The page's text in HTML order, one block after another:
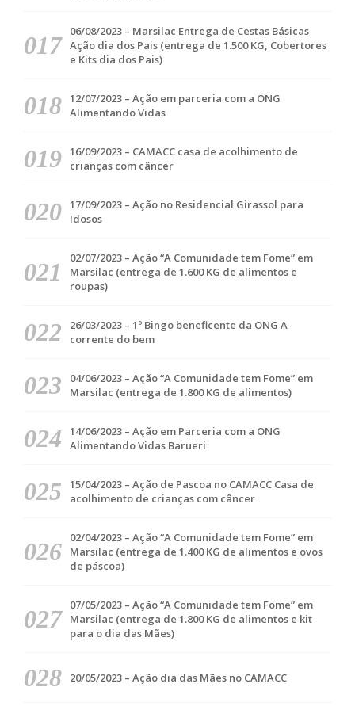
06/08/2023 – Marsilac Entrega de Cestas Básicas
Ação dia dos Pais (entrega de 1.500 KG, Cobertores
e Kits dia dos Pais)
12/07/2023 – Ação em parceria com a ONG
Alimentando Vidas
16/09/2023 – CAMACC casa de acolhimento de
crianças com câncer
17/09/2023 – Ação no Residencial Girassol para
Idosos
02/07/2023 – Ação “A Comunidade tem Fome” em
Marsilac (entrega de 1.600 KG de alimentos e
roupas)
26/03/2023 – 1º Bingo beneficente da ONG A
corrente do bem
04/06/2023 – Ação “A Comunidade tem Fome” em
Marsilac (entrega de 1.800 KG de alimentos)
14/06/2023 – Ação em Parceria com a ONG
Alimentando Vidas Barueri
15/04/2023 – Ação de Pascoa no CAMACC Casa de
acolhimento de crianças com câncer
02/04/2023 – Ação “A Comunidade tem Fome” em
Marsilac (entrega de 1.400 KG de alimentos e ovos
de páscoa)
07/05/2023 – Ação “A Comunidade tem Fome” em
Marsilac (entrega de 1.800 KG de alimentos e kit
para o dia das Mães)
20/05/2023 – Ação dia das Mães no CAMACC